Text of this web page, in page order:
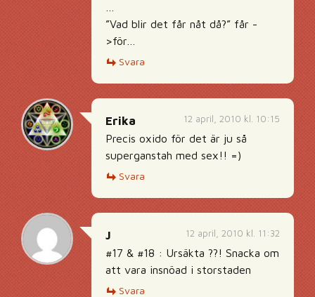
”Vad blir det får nåt då?” får -
>för…
Svara
12 april, 2010 kl. 10:15
Erika
Precis oxido för det är ju så
superganstah med sex!! =)
Svara
12 april, 2010 kl. 11:32
J
#17 & #18 : Ursäkta ??! Snacka om
att vara insnöad i storstaden
Svara